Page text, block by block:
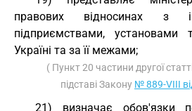
правових відносинах з
підприємствами, установами
Україні та за її межами;
( Пункт 20 частини другої
підставі Закону № 889-VIII
21) визначає обов'язки